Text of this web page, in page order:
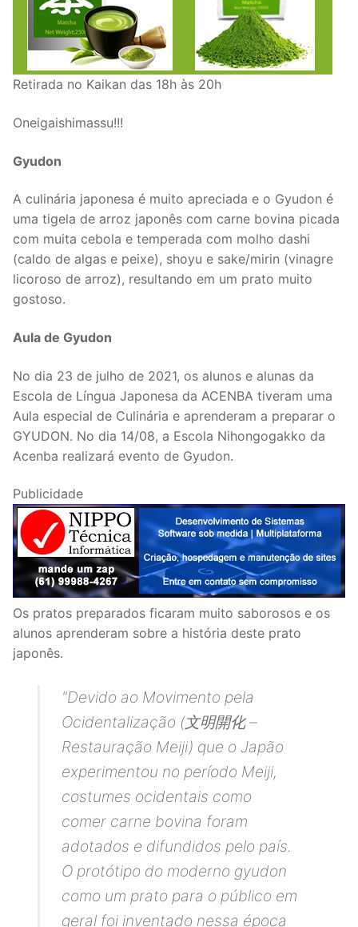
Retirada no Kaikan das 18h às 20h
Oneigaishimassu!!!
Gyudon
A culinária japonesa é muito apreciada e o Gyudon é
uma tigela de arroz japonês com carne bovina picada
com muita cebola e temperada com molho dashi
(caldo de algas e peixe), shoyu e sake/mirin (vinagre
licoroso de arroz), resultando em um prato muito
gostoso.
Aula de Gyudon
No dia 23 de julho de 2021, os alunos e alunas da
Escola de Língua Japonesa da ACENBA tiveram uma
Aula especial de Culinária e aprenderam a preparar o
GYUDON. No dia 14/08, a Escola Nihongogakko da
Acenba realizará evento de Gyudon.
Publicidade
Os pratos preparados ficaram muito saborosos e os
alunos aprenderam sobre a história deste prato
japonês.
"Devido ao Movimento pela
Ocidentalização (文明開化 –
Restauração Meiji) que o Japão
experimentou no período Meiji,
costumes ocidentais como
comer carne bovina foram
adotados e difundidos pelo país.
O protótipo do moderno gyudon
como um prato para o público em
geral foi inventado nessa época